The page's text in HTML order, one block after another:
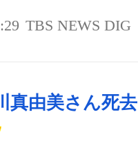
TBS NEWS DIG
真由美さん死去